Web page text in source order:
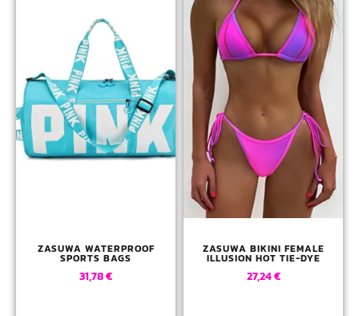
ZASUWA WATERPROOF
SPORTS BAGS
31,78€
ZASUWA BIKINI FEMALE
ILLUSION HOT TIE-DYE
27,24€